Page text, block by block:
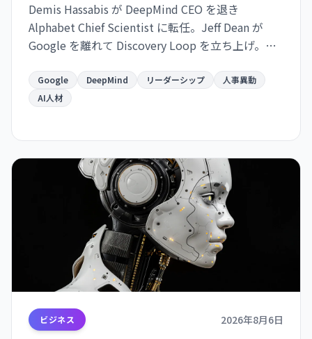
Demis Hassabis が DeepMind CEO を退き
Alphabet Chief Scientist に転任。Jeff Dean が
Google を離れて Discovery Loop を立ち上げ。
時流出が進む。
Google DeepMind リーダーシップ
人事異動
AI人材
ビジネス 2026年8月6日